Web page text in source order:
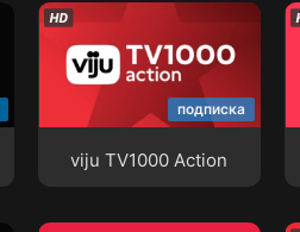
подписка
viju TV1000 Action
viju TV1000 Action